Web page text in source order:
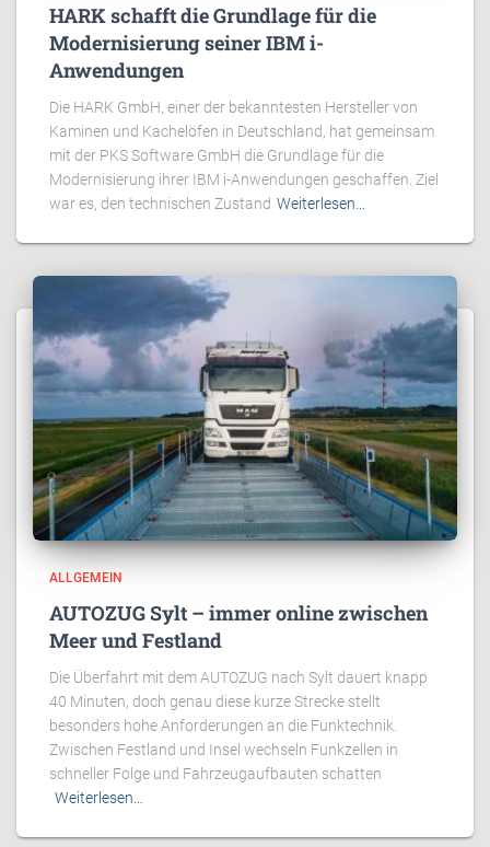
HARK schafft die Grundlage für die
Modernisierung seiner IBM i-
Anwendungen
Die HARK GmbH, einer der bekanntesten Hersteller von
Kaminen und Kachelöfen in Deutschland, hat gemeinsam
mit der PKS Software GmbH die Grundlage für die
Modernisierung ihrer IBM i-Anwendungen geschaffen. Ziel
war es, den technischen Zustand Weiterlesen…
ALLGEMEIN
AUTOZUG Sylt – immer online zwischen
Meer und Festland
Die Überfahrt mit dem AUTOZUG nach Sylt dauert knapp
40 Minuten, doch genau diese kurze Strecke stellt
besonders hohe Anforderungen an die Funktechnik.
Zwischen Festland und Insel wechseln Funkzellen in
schneller Folge und Fahrzeugaufbauten schatten
Weiterlesen…